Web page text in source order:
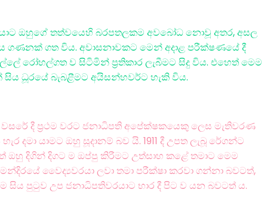
ඔහුගේ තත්වයෙහි බරපතලකම අවබෝධ නොවූ අතර, අසල
ගණනක් ගත විය. අවාසනාවකට මෙන් අදාළ පරීක්ෂණයේ දී
රෝහල්ගත ව සිටිමින් ප්‍රතිකාර ලැබීමට සිදු විය. එහෙත් මෙම
ධූරයේ බැබළීමට අයිසන්හවර්ට හැකි විය.
දී ප්‍රථම වරට ජනාධිපති අපේක්ෂකයෙකු ලෙස මැතිවරණ
යාමට ඔහු සූදානම් බව යි. 1911 දී උපත ලැබූ රේගන්ට
දිගින් දිගට ම ඔප්පු කිරීමට උත්සාහ කළේ තමාට මෙම
වෛද්‍යවරයා ලවා තමා පරීක්ෂා කරවා ගන්නා බවටත්,
පුටුව උප ජනාධිපතිවරයාට භාර දී පිට ව යන බවටත් ය.